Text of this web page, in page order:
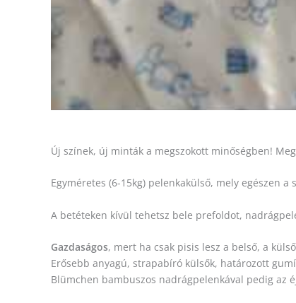
Új színek, új minták a megszokott minőségben!
Egyméretes (6-15kg) pelenkakülső, mely egészen
A betéteken kívül tehetsz bele prefoldot,
Gazdaságos, mert ha csak pisis lesz a belső, a
Erősebb anyagú, strapabíró külsők, határozott
Blümchen bambuszos nadrágpelenkával pedig az